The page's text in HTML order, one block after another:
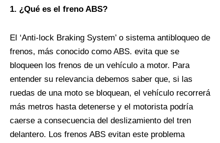
1. ¿Qué es el freno ABS?
El ‘Anti-lock Braking System’ o sistema antibloqueo de
frenos, más conocido como ABS. evita que se
bloqueen los frenos de un vehículo a motor. Para
entender su relevancia debemos saber que, si las
ruedas de una moto se bloquean, el vehículo recorrerá
más metros hasta detenerse y el motorista podría
caerse a consecuencia del deslizamiento del tren
delantero. Los frenos ABS evitan este problema